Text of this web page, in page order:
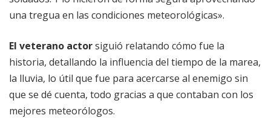
una tregua en las condiciones meteorológicas».
El veterano actorsiguió relatando cómo fue la
historia, detallando la influencia del tiempo de la marea,
la lluvia, lo útil que fue para acercarse al enemigo sin
que se dé cuenta, todo gracias a que contaban con los
mejores meteorólogos.